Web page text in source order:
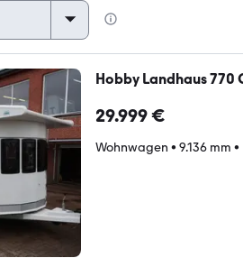
Hobby Landhaus 770
29.999 €
Wohnwagen • 9.136 mm •